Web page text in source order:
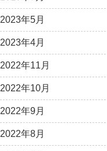
2023年5月
2023年4月
2022年11月
2022年10月
2022年9月
2022年8月